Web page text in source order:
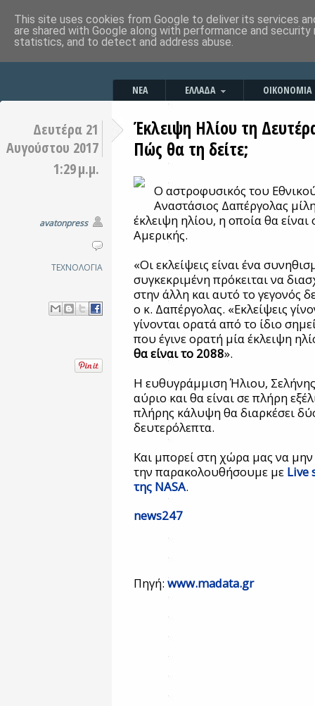
ΝΕΑ ΕΛΛΑΔΑ ΟΙΚΟΝΟΜΙΑ
Δευτέρα 21
Αυγούστου 2017
1:29 μ.μ.
avatonpress
ΤΕΧΝΟΛΟΓΙΑ
Έκλειψη Ηλίου τη
Πώς θα τη δείτε;
Ο αστροφυσικός του
Αναστάσιος Δαπέργολας
έκλειψη ηλίου, η οποία θα
Αμερικής.
«Οι εκλείψεις είναι ένα
συγκεκριμένη πρόκειται να
στην άλλη και αυτό το γεγονός
ο κ. Δαπέργολας. «Εκλείψεις
γίνονται ορατά από το ίδιο
που έγινε ορατή μία έκλειψη
θα είναι το 2088».
Η ευθυγράμμιση Ήλιου,
αύριο και θα είναι σε πλήρη
πλήρης κάλυψη θα διαρκέσει
δευτερόλεπτα.
Και μπορεί στη χώρα μας να
την παρακολουθήσουμε με Live
της NASA.
news247
Πηγή: www.madata.gr
This site uses cookies from Google to deliver its services
are shared with Google along with performance and
statistics, and to detect and address abuse.